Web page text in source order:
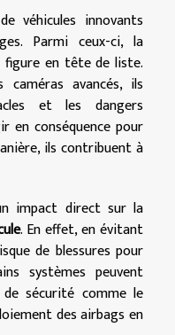
véhicules innovants
Parmi ceux-ci, la
figure en tête de liste.
avancés, ils
et les dangers
conséquence pour
ils contribuent à
impact direct sur la
. En effet, en évitant
de blessures pour
systèmes peuvent
sécurité comme le
des airbags en